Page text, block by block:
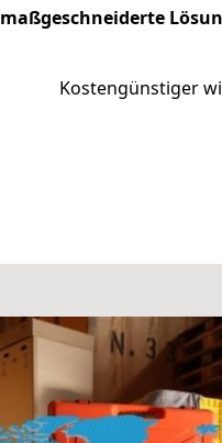
maßgeschneiderte
Kostengünstiger